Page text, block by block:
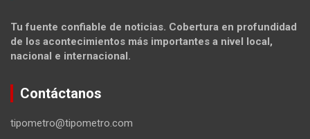
Tu fuente confiable de noticias. Cobertura en profundidad
de los acontecimientos más importantes a nivel local,
nacional e internacional.
Contáctanos
tipometro@tipometro.com